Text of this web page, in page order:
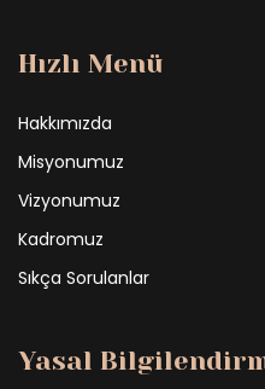
Hızlı Menü
Hakkımızda
Misyonumuz
Vizyonumuz
Kadromuz
Sıkça Sorulanlar
Yasal